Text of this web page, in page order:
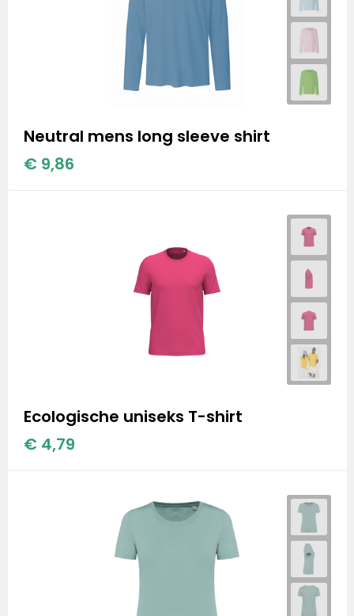
Neutral mens long sleeve shirt
€ 9,86
Ecologische uniseks T-shirt
€ 4,79